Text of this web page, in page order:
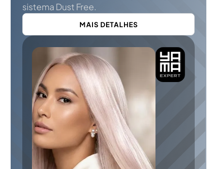
sistema Dust Free.
MAIS DETALHES